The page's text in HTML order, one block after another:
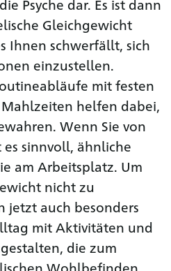
Psyche dar. Es ist dann
Gleichgewicht
Ihnen schwerfällt, sich
einzustellen.
mit festen
helfen dabei,
Wenn Sie von
sinnvoll, ähnliche
am Arbeitsplatz. Um
nicht zu
jetzt auch besonders
mit Aktivitäten und
die zum
Wohlbefinden